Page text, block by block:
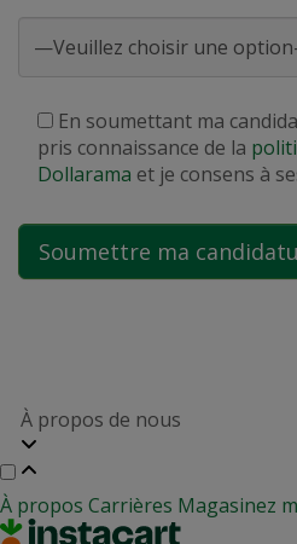
En soumettant ma
pris connaissance de la
Dollarama et je consens à
À propos de nous
À propos Carrières Magasinez